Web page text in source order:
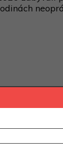
a přihlášený